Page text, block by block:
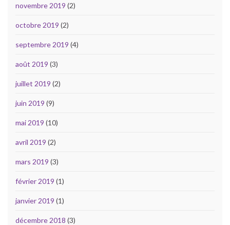
novembre 2019 (2)
octobre 2019 (2)
septembre 2019 (4)
août 2019 (3)
juillet 2019 (2)
juin 2019 (9)
mai 2019 (10)
avril 2019 (2)
mars 2019 (3)
février 2019 (1)
janvier 2019 (1)
décembre 2018 (3)